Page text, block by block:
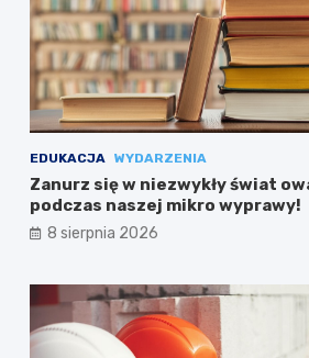
EDUKACJA WYDARZENIA
Zanurz się w niezwykły świat
podczas naszej mikro wyprawy!
8 sierpnia 2026